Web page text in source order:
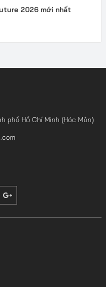
2026 mới nhất
phố Hồ Chí Minh (Hóc Môn)